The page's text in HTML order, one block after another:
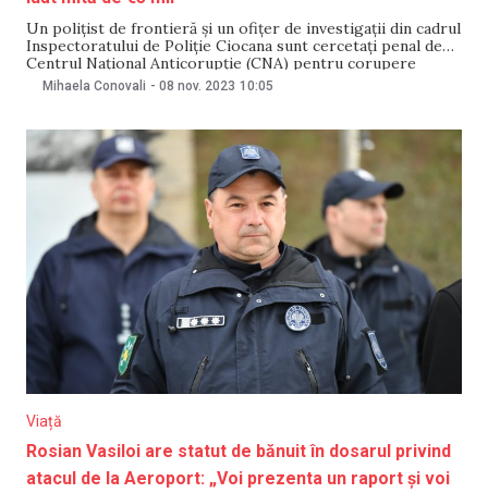
Un polițist de frontieră și un ofițer de investigații din cadrul
Inspectoratului de Poliție Ciocana sunt cercetați penal de
Centrul Național Anticorupție (CNA) pentru corupere
pasivă și trafic de influență. Cei doi ar fi pretins și primit,
Mihaela Conovali - 08 nov. 2023 10:05
Viață
Rosian Vasiloi are statut de bănuit în dosarul privind
atacul de la Aeroport: „Voi prezenta un raport și voi